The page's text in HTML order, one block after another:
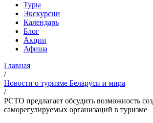
Туры
Экскурсии
Календарь
Блог
Акции
Афиша
Главная
/
Новости о туризме Беларуси и мира
/
РСТО предлагает обсудить возможность
саморегулируемых организаций в туризме